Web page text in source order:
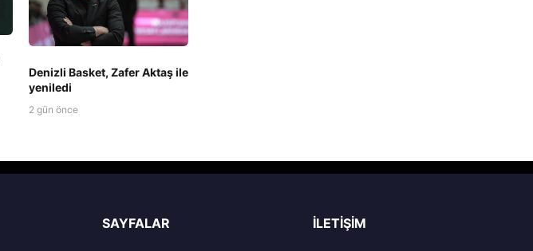
Denizli Basket, Zafer Aktaş ile
yeniledi
2 gün önce
SAYFALAR İLETIŞIM